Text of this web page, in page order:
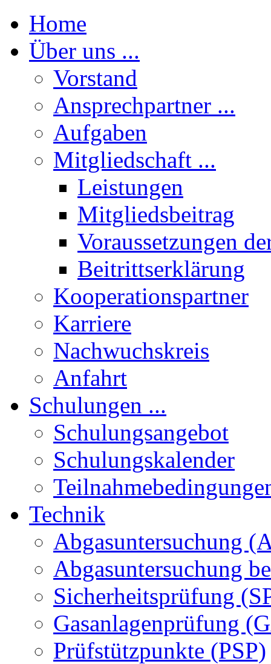
Home
Über uns ...
Vorstand
Ansprechpartner ...
Aufgaben
Mitgliedschaft ...
Leistungen
Mitgliedsbeitrag
Voraussetzungen
Beitrittserklärung
Kooperationspartner
Karriere
Nachwuchskreis
Anfahrt
Schulungen ...
Schulungsangebot
Schulungskalender
Technik
Abgasuntersuchung
Abgasuntersuchung
Sicherheitsprüfung
Gasanlagenprüfung
Prüfstützpunkte (PSP)